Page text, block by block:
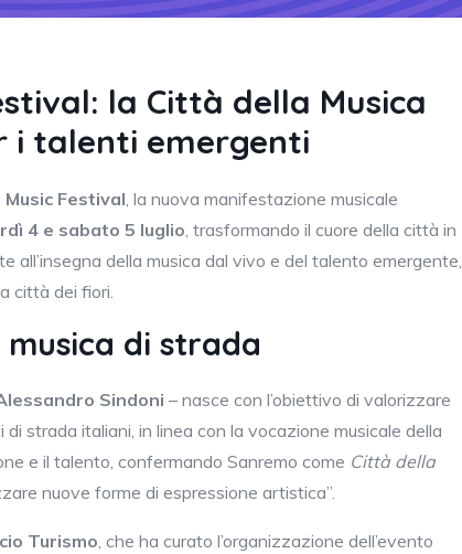
la Città della Musica
i talenti emergenti
Festival, la nuova manifestazione musicale
4 e sabato 5 luglio, trasformando il cuore della città in
all’insegna della musica dal vivo e del talento emergente,
città dei fiori.
di strada
Sindoni – nasce con l’obiettivo di valorizzare
strada italiani, in linea con la vocazione musicale della
e il talento, confermando Sanremo come Città della
nuove forme di espressione artistica”.
Turismo, che ha curato l’organizzazione dell’evento